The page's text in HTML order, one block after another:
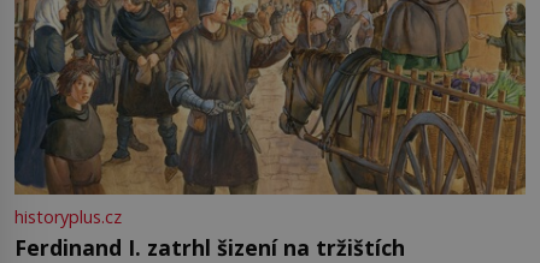
historyplus.cz
Ferdinand I. zatrhl šizení na tržištích